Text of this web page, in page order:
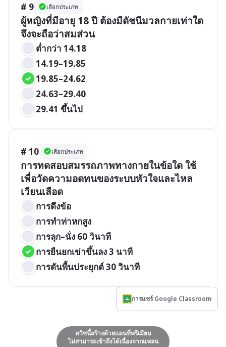
# 9 เลือกประเภท
ผู้หญิงที่มีอายุ 18 ปี ต้องมีดัชนีมวลกายเท่าใด
จึงจะถือว่าสมส่วน
14.19–19.85
19.85–24.62
24.63–29.40
29.41 ขึ้นไป
# 10 เลือกประเภท
การทดสอบสมรรถภาพทางกายในข้อใด ใช้
เพื่อวัดความอดทนของระบบหัวใจและไหล
เวียนเลือด
การลุก–นั่ง 60 วินาที
การยืนยกเข่าขึ้นลง 3 นาที
การดันพื้นประยุกต์ 30 วินาที
การแชร์ Google Classroom
ควิซนี้สร้างด้วยแผนที่พรีเมียม
ไม่สามารถเข้าถึงได้เนื่องจากแพลน